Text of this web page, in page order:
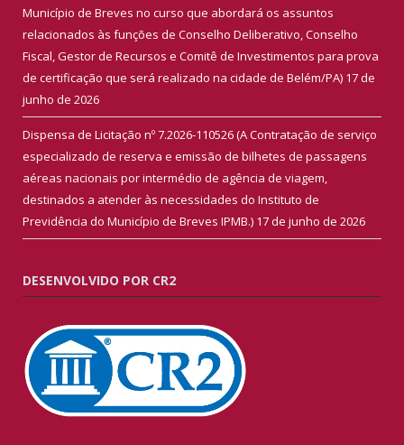
Município de Breves no curso que abordará os assuntos
relacionados às funções de Conselho Deliberativo, Conselho
Fiscal, Gestor de Recursos e Comitê de Investimentos para prova
de certificação que será realizado na cidade de Belém/PA) 17 de
junho de 2026
Dispensa de Licitação nº 7.2026-110526 (A Contratação de serviço
especializado de reserva e emissão de bilhetes de passagens
aéreas nacionais por intermédio de agência de viagem,
destinados a atender às necessidades do Instituto de
Previdência do Município de Breves IPMB.) 17 de junho de 2026
DESENVOLVIDO POR CR2